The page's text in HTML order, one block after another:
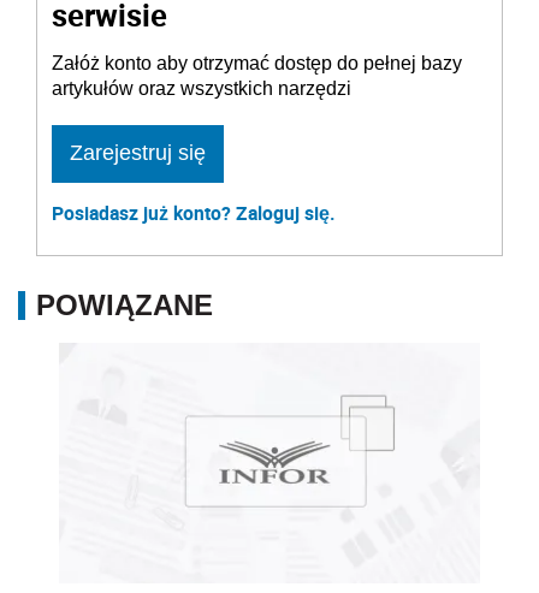
serwisie
Załóż konto aby otrzymać dostęp do pełnej bazy
artykułów oraz wszystkich narzędzi
Zarejestruj się
Posiadasz już konto? Zaloguj się.
POWIĄZANE